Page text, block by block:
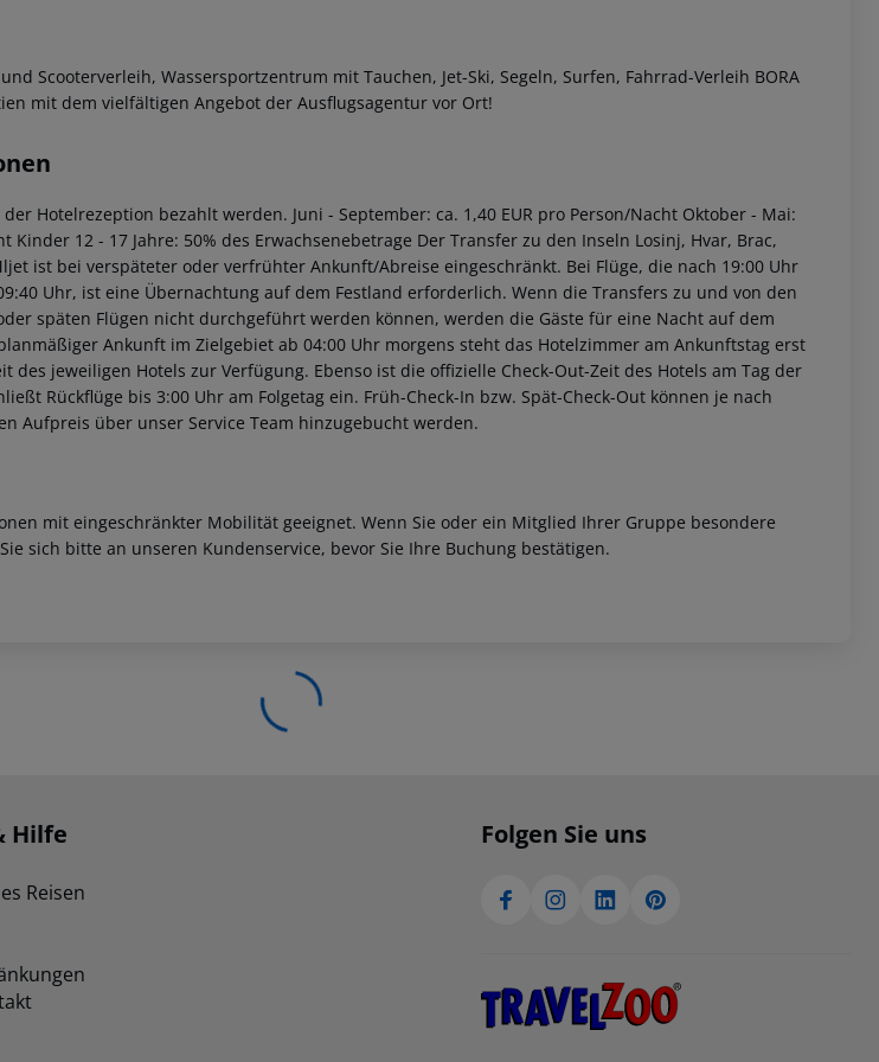
Scooterverleih, Wassersportzentrum mit Tauchen, Jet-Ski, Segeln, Surfen, Fahrrad-Verleih BORA
mit dem vielfältigen Angebot der Ausflugsagentur vor Ort!
Hotelrezeption bezahlt werden. Juni - September: ca. 1,40 EUR pro Person/Nacht Oktober - Mai:
Kinder 12 - 17 Jahre: 50% des Erwachsenebetrage Der Transfer zu den Inseln Losinj, Hvar, Brac,
ist bei verspäteter oder verfrühter Ankunft/Abreise eingeschränkt. Bei Flüge, die nach 19:00 Uhr
Uhr, ist eine Übernachtung auf dem Festland erforderlich. Wenn die Transfers zu und von den
späten Flügen nicht durchgeführt werden können, werden die Gäste für eine Nacht auf dem
Ankunft im Zielgebiet ab 04:00 Uhr morgens steht das Hotelzimmer am Ankunftstag erst
des jeweiligen Hotels zur Verfügung. Ebenso ist die offizielle Check-Out-Zeit des Hotels am Tag der
Rückflüge bis 3:00 Uhr am Folgetag ein. Früh-Check-In bzw. Spät-Check-Out können je nach
Aufpreis über unser Service Team hinzugebucht werden.
mit eingeschränkter Mobilität geeignet. Wenn Sie oder ein Mitglied Ihrer Gruppe besondere
sich bitte an unseren Kundenservice, bevor Sie Ihre Buchung bestätigen.
Hilfe
Reisen
Folgen Sie uns